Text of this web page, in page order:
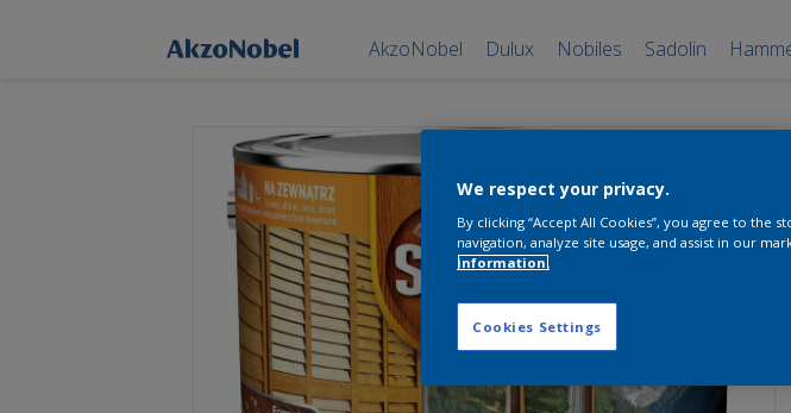
AkzoNobel Dulux Nobiles Sadolin
We respect your privacy.
By clicking “Accept All Cookies”, you agree to the
navigation, analyze site usage, and assist in our
information.
Cookies Settings